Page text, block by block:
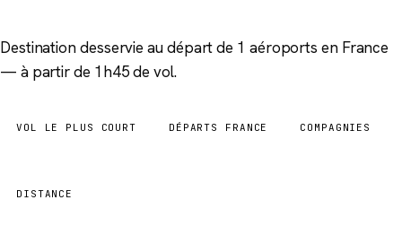
Destination desservie au départ de 1 aéroports en France
— à partir de 1h45 de vol.
VOL LE PLUS COURT DÉPARTS FRANCE COMPAGNIES
DISTANCE